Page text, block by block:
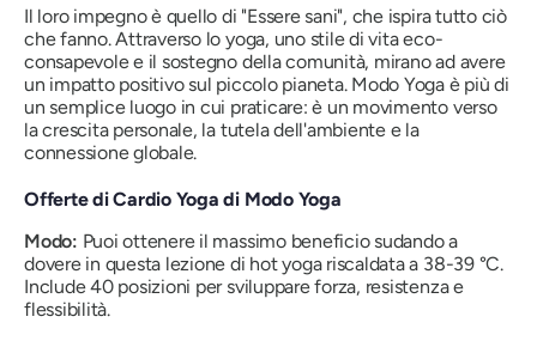
Il loro impegno è quello di "Essere sani", che ispira tutto ciò
che fanno. Attraverso lo yoga, uno stile di vita eco-
consapevole e il sostegno della comunità, mirano ad avere
un impatto positivo sul piccolo pianeta. Modo Yoga è più di
un semplice luogo in cui praticare: è un movimento verso
la crescita personale, la tutela dell'ambiente e la
connessione globale.
Offerte di Cardio Yoga di Modo Yoga
Modo: Puoi ottenere il massimo beneficio sudando a
dovere in questa lezione di hot yoga riscaldata a 38-39 °C.
Include 40 posizioni per sviluppare forza, resistenza e
flessibilità.